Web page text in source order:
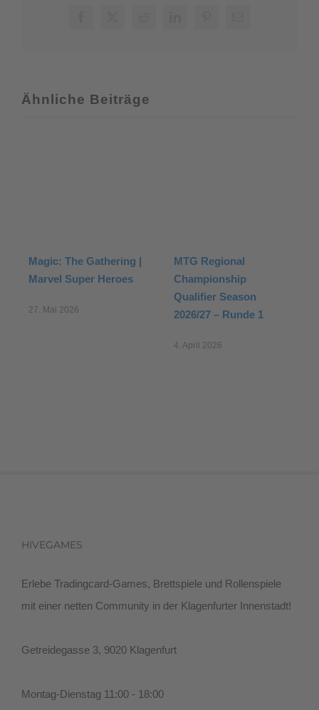
Ähnliche Beiträge
Magic: The Gathering:
Secrets of Strixhaven
25. März 2026
Magic: The Gathering |
The Hobbit
15. Juli 2026
Erlebe Tradingcard-Games, Brettspiele und Rollenspiele
Getreidegasse 3, 9020 Klagenfurt
Montag-Dienstag 11:00 - 18:00
Samstag 12:00 - 18:00